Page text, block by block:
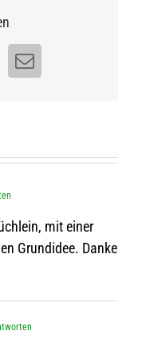
E-
mit einer
Grund­idee. Danke